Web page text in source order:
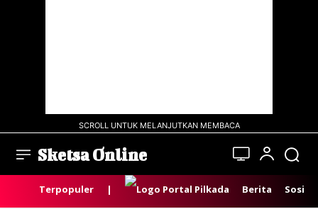
SCROLL UNTUK MELANJUTKAN MEMBACA
Sketsa Online
Terpopuler | Berita Sosial